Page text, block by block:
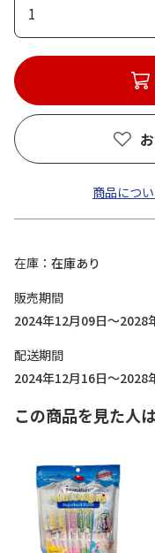
1
商品につ
在庫
在庫あり
販売期間
2024年12月09日～2028
配送期間
2024年12月16日～2028
この商品を見た人